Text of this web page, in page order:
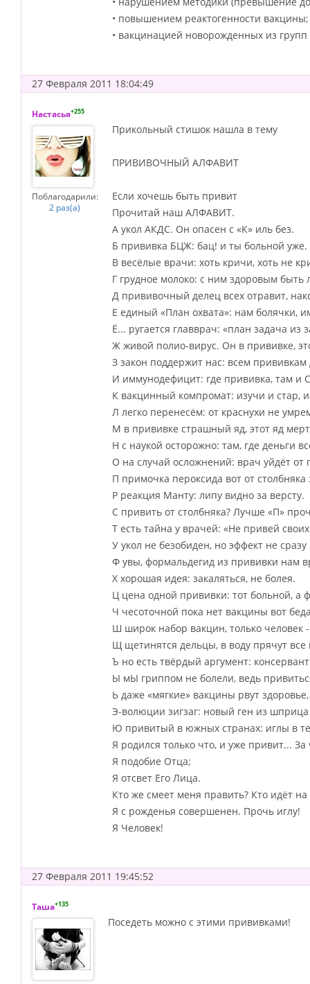
• повышением реактогенности вакцины;
• вакцинацией новорожденных из
27 Февраля 2011 18:04:49
Настасья+255
Поблагодарили:
2 раз(а)
Прикольный стишок нашла в тему
ПРИВИВОЧНЫЙ АЛФАВИТ
Если хочешь быть привит
Прочитай наш АЛФАВИТ.
А укол АКДС. Он опасен с «К» иль без.
Б прививка БЦЖ: бац! и ты больной уже.
В весёлые врачи: хоть кричи, хоть не
Г грудное молоко: с ним здоровым быть
Д прививочный делец всех отравит,
Е единый «План охвата»: нам болячки,
Ё... ругается главврач: «план задача из
Ж живой полио-вирус. Он в прививке,
З закон поддержит нас: всем прививкам
И иммунодефицит: где прививка, там и
К вакцинный компромат: изучи и стар,
Л легко перенесём: от краснухи не
М в прививке страшный яд, этот яд
Н с наукой осторожно: там, где деньги
О на случай осложнений: врач уйдёт от
П примочка пероксида вот от
Р реакция Манту: липу видно за версту.
С привить от столбняка? Лучше «П»
Т есть тайна у врачей: «Не привей
У укол не безобиден, но эффект не
Ф увы, формальдегид из прививки нам
Х хорошая идея: закаляться, не болея.
Ц цена одной прививки: тот больной, а
Ч чесоточной пока нет вакцины вот
Ш широк набор вакцин, только человек
Щ щетинятся дельцы, в воду прячут все
Ъ но есть твёрдый аргумент:
Ы мЫ гриппом не болели, ведь
Ь даже «мягкие» вакцины рвут
Э-волюции зигзаг: новый ген из шприца
Ю привитый в южных странах: иглы в
Я родился только что, и уже привит... За
Я подобие Отца;
Я отсвет Его Лица.
Кто же смеет меня править? Кто идёт на
Я с рожденья совершенен. Прочь иглу!
Я Человек!
27 Февраля 2011 19:45:52
Таша+135
Поседеть можно с этими прививками!